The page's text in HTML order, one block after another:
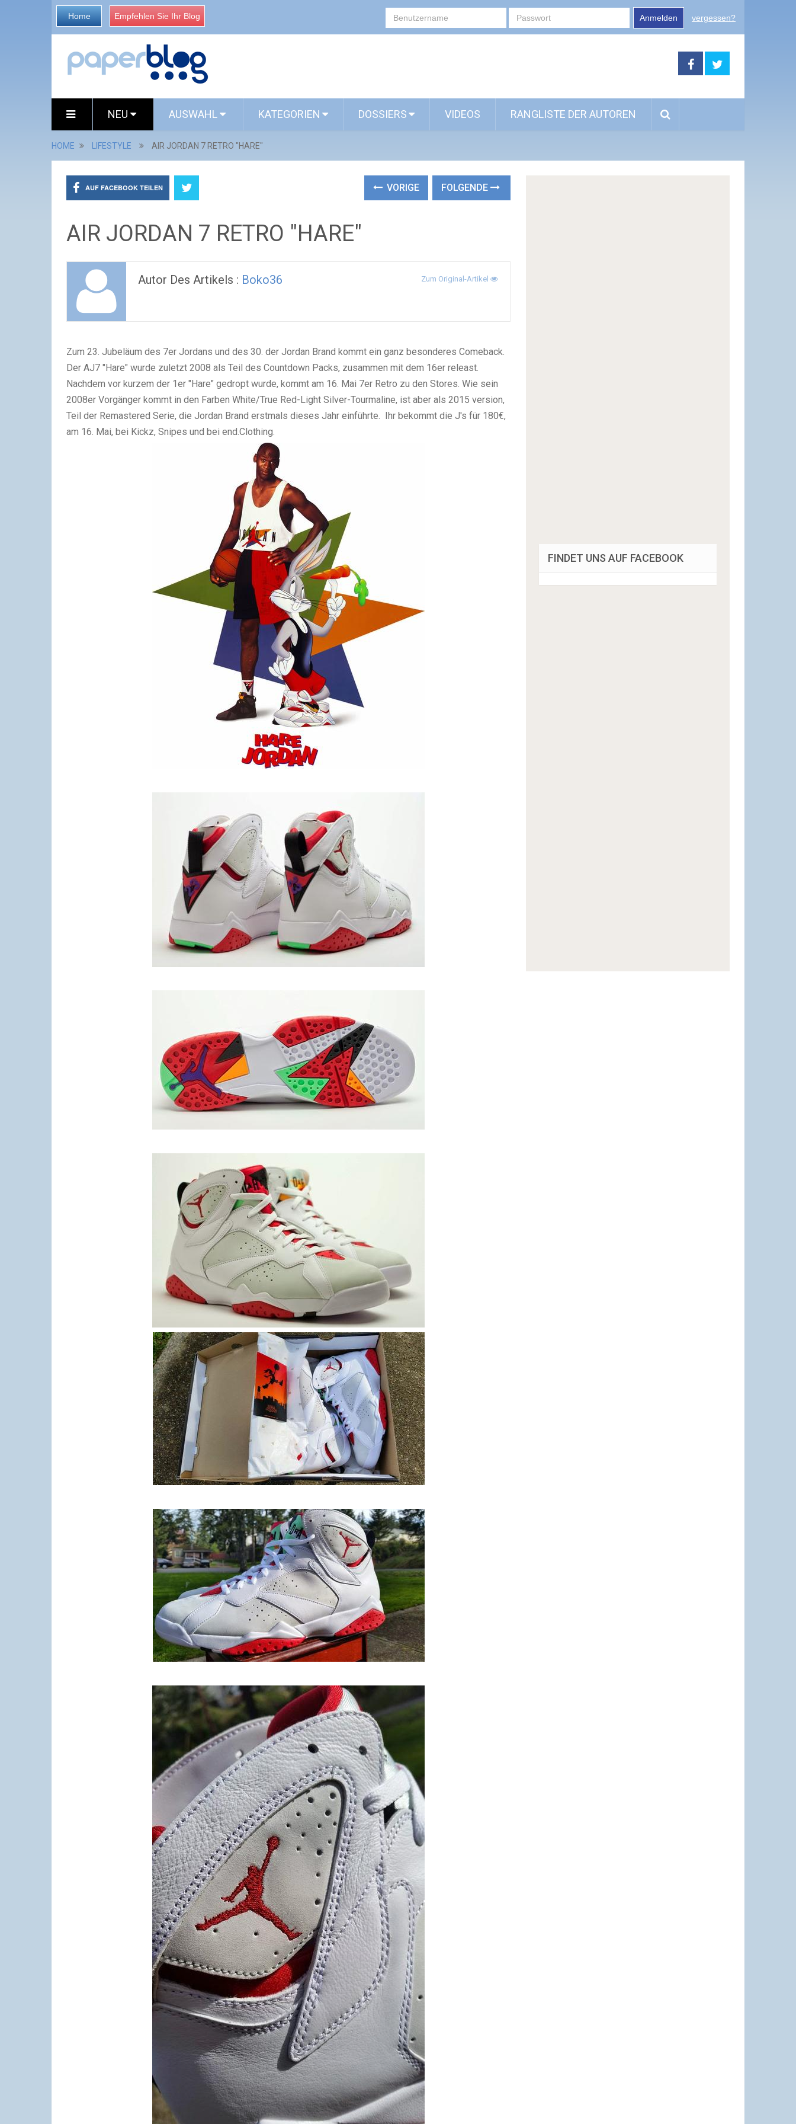
Home Empfehlen Sie Ihr Blog Anmelden vergessen?
NEU AUSWAHL KATEGORIEN DOSSIERS VIDEOS RANGLISTE DER AUTOREN
HOME LIFESTYLE AIR JORDAN 7 RETRO "HARE"
AUF FACEBOOK TEILEN VORIGE FOLGENDE
AIR JORDAN 7 RETRO "HARE"
Autor Des Artikels : Boko36 Zum Original-Artikel
Zum 23. Jubeläum des 7er Jordans und des 30. der Jordan Brand kommt ein ganz besonderes Comeback.
Der AJ7 "Hare" wurde zuletzt 2008 als Teil des Countdown Packs, zusammen mit dem 16er releast.
Nachdem vor kurzem der 1er "Hare" gedropt wurde, kommt am 16. Mai 7er Retro zu den Stores. Wie sein
2008er Vorgänger kommt in den Farben White/True Red-Light Silver-Tourmaline, ist aber als 2015 version,
Teil der Remastered Serie, die Jordan Brand erstmals dieses Jahr einführte. Ihr bekommt die J's für 180€,
am 16. Mai, bei Kickz, Snipes und bei end.Clothing.
FINDET UNS AUF FACEBOOK